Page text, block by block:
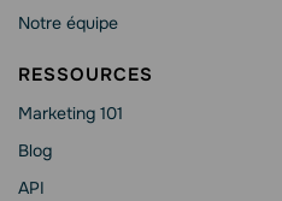
Notre équipe
RESSOURCES
Marketing 101
Blog
API